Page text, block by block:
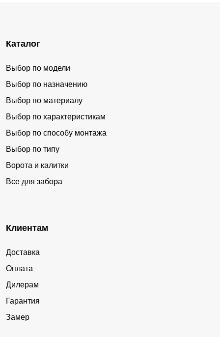
Каталог
Выбор по модели
Выбор по назначению
Выбор по материалу
Выбор по характеристикам
Выбор по способу монтажа
Выбор по типу
Ворота и калитки
Все для забора
Клиентам
Доставка
Оплата
Дилерам
Гарантия
Замер